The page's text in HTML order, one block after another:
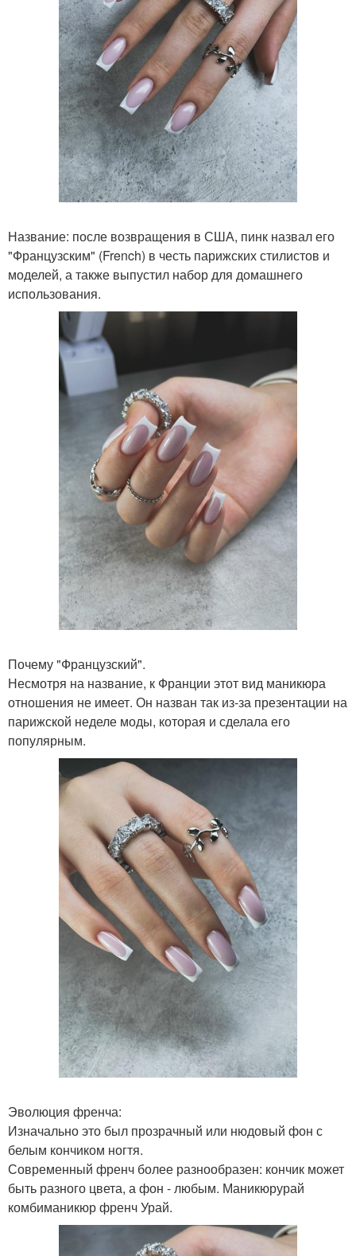
Название: после возвращения в США, пинк назвал его
"Французским" (French) в честь парижских стилистов и
моделей, а также выпустил набор для домашнего
использования.
Почему "Французский".
Несмотря на название, к Франции этот вид маникюра
отношения не имеет. Он назван так из-за презентации на
парижской неделе моды, которая и сделала его
популярным.
Эволюция френча:
Изначально это был прозрачный или нюдовый фон с
белым кончиком ногтя.
Современный френч более разнообразен: кончик может
быть разного цвета, а фон - любым. Маникюрурай
комбиманикюр френч Урай.